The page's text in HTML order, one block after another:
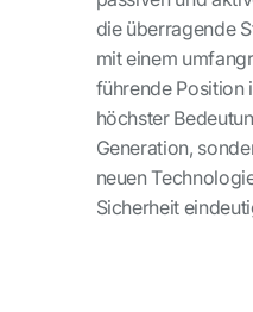
die überragende
mit einem
führende Position
höchster
Generation,
neuen
Sicherheit